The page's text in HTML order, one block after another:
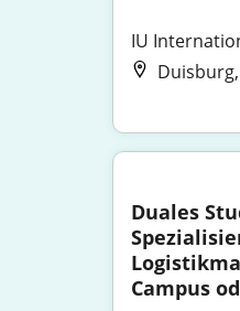
IU
Duales
Campus